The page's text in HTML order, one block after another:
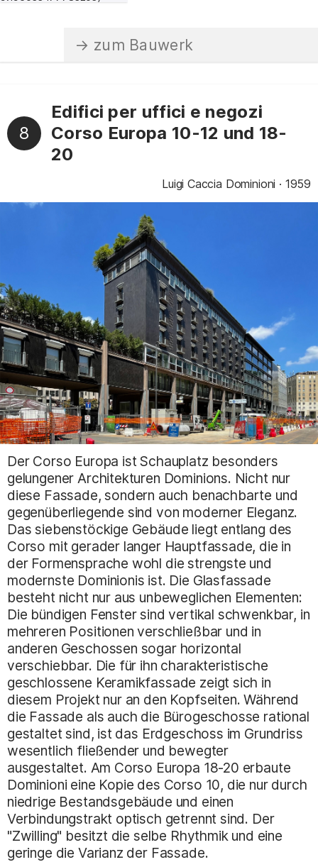
8
Edifici per uffici e negozi
Corso Europa 10-12 und 18-
20
Luigi Caccia Dominioni 1959
Der Corso Europa ist Schauplatz besonders
gelungener Architekturen Dominions. Nicht nur
diese Fassade, sondern auch benachbarte und
gegenüberliegende sind von moderner Eleganz.
Das siebenstöckige Gebäude liegt entlang des
Corso mit gerader langer Hauptfassade, die in
der Formensprache wohl die strengste und
modernste Dominionis ist. Die Glasfassade
besteht nicht nur aus unbeweglichen Elementen:
Die bündigen Fenster sind vertikal schwenkbar, in
mehreren Positionen verschließbar und in
anderen Geschossen sogar horizontal
verschiebbar. Die für ihn charakteristische
geschlossene Keramikfassade zeigt sich in
diesem Projekt nur an den Kopfseiten. Während
die Fassade als auch die Bürogeschosse rational
gestaltet sind, ist das Erdgeschoss im Grundriss
wesentlich fließender und bewegter
ausgestaltet. Am Corso Europa 18-20 erbaute
Dominioni eine Kopie des Corso 10, die nur durch
niedrige Bestandsgebäude und einen
Verbindungstrakt optisch getrennt sind. Der
"Zwilling" besitzt die selbe Rhythmik und eine
geringe die Varianz der Fassade.